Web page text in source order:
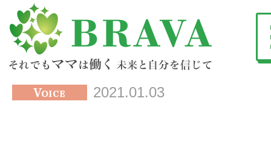
2021.01.03